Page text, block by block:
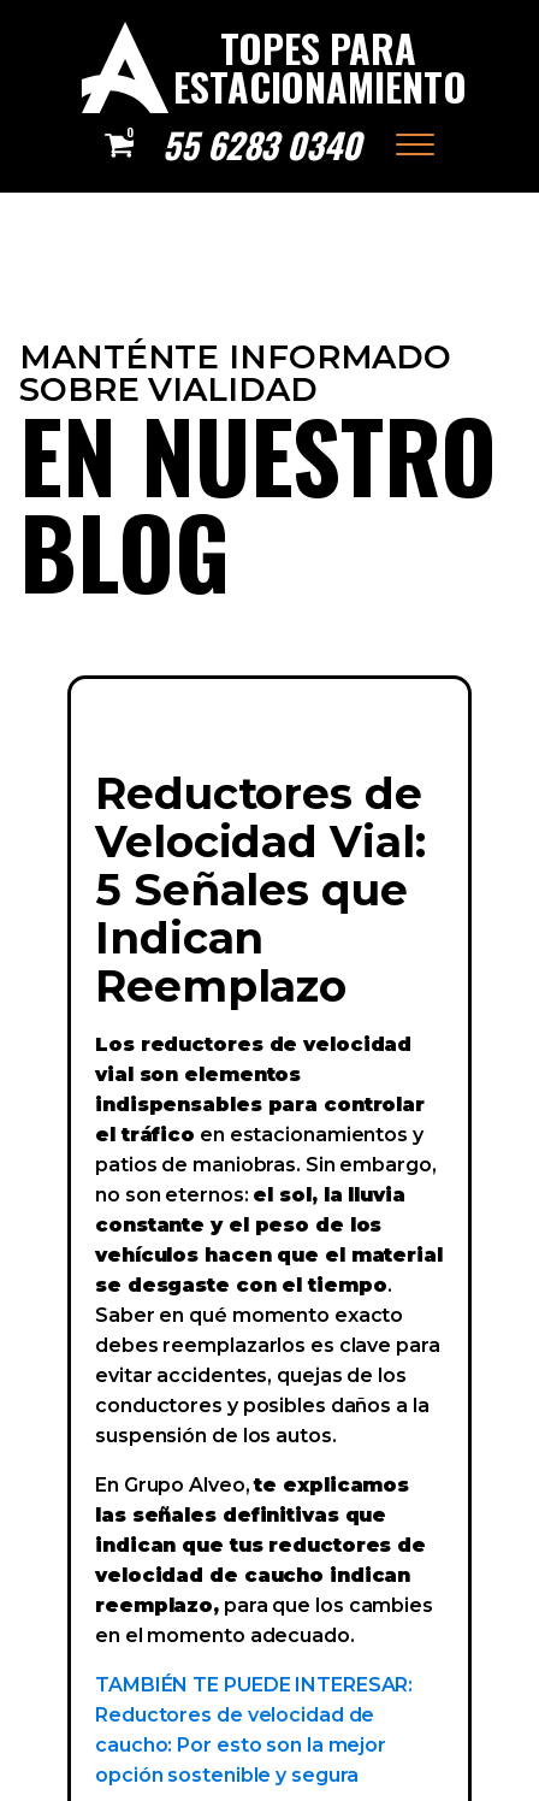
TOPES PARA
ESTACIONAMIENTO
0 55 6283 0340
MANTÉNTE INFORMADO
SOBRE VIALIDAD
EN NUESTRO
BLOG
Reductores de
Velocidad Vial:
5 Señales que
Indican
Reemplazo
Los reductores de velocidad
vial son elementos
indispensables para controlar
el tráfico en estacionamientos y
patios de maniobras. Sin embargo,
no son eternos: el sol, la lluvia
constante y el peso de los
vehículos hacen que el material
se desgaste con el tiempo.
Saber en qué momento exacto
debes reemplazarlos es clave para
evitar accidentes, quejas de los
conductores y posibles daños a la
suspensión de los autos.
En Grupo Alveo,te explicamos
las señales definitivas que
indican que tus reductores de
velocidad de caucho indican
reemplazo, para que los cambies
en el momento adecuado.
TAMBIÉN TE PUEDE INTERESAR:
Reductores de velocidad de
caucho: Por esto son la mejor
opción sostenible y segura